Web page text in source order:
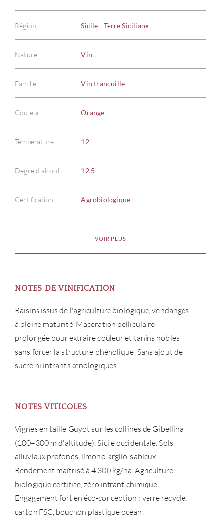
Région Sicile - Terre Siciliane
Nature Vin
Famille Vin tranquille
Couleur Orange
Température 12
Degré d'alcool 12.5
Certification Agrobiologique
VOIR PLUS
NOTES DE VINIFICATION
Raisins issus de l'agriculture biologique, vendangés
à pleine maturité. Macération pelliculaire
prolongée pour extraire couleur et tanins nobles
sans forcer la structure phénolique. Sans ajout de
sucre ni intrants œnologiques.
NOTES VITICOLES
Vignes en taille Guyot sur les collines de Gibellina
(100–300 m d'altitude), Sicile occidentale. Sols
alluviaux profonds, limono-argilo-sableux.
Rendement maîtrisé à 4 300 kg/ha. Agriculture
biologique certifiée, zéro intrant chimique.
Engagement fort en éco-conception : verre recyclé,
carton FSC, bouchon plastique océan.